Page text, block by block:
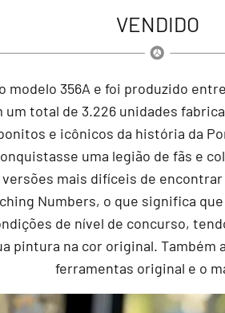
VENDIDO
356A e foi produzido
total de 3.226 unidades
e icônicos da história da
uma legião de fãs e
mais difíceis de
Numbers, o que significa
de nível de concurso,
pintura na cor original.
ferramentas original e o